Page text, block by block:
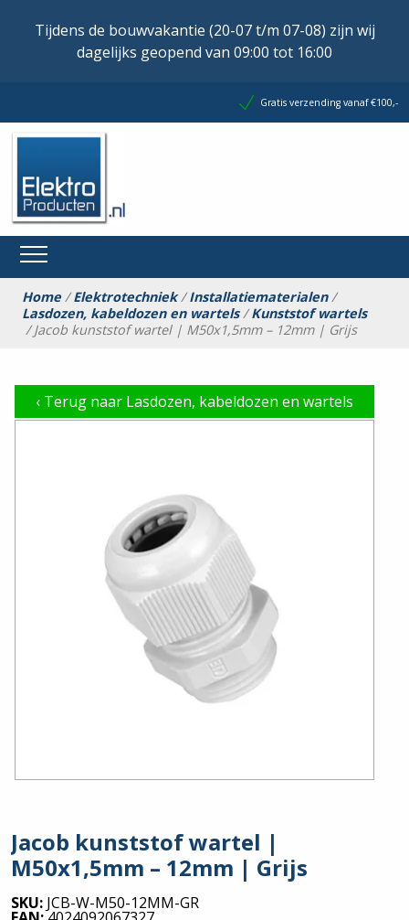
Tijdens de bouwvakantie (20-07 t/m 07-08) zijn wij
dagelijks geopend van 09:00 tot 16:00
Gratis verzending vanaf €100,-
Home/Elektrotechniek/Installatiematerialen/
Lasdozen, kabeldozen en wartels/Kunststof wartels
/ Jacob kunststof wartel | M50x1,5mm – 12mm | Grijs
‹ Terug naar Lasdozen, kabeldozen en wartels
Jacob kunststof wartel |
M50x1,5mm – 12mm | Grijs
SKU: JCB-W-M50-12MM-GR